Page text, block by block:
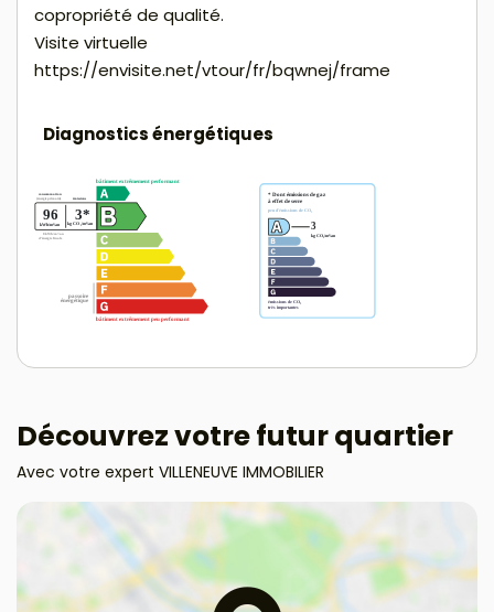
copropriété de qualité.
Visite virtuelle
https://envisite.net/vtour/fr/bqwnej/frame
Diagnostics énergétiques
Découvrez votre futur quartier
Avec votre expert VILLENEUVE IMMOBILIER